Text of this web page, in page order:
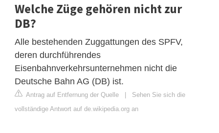
Welche Züge gehören nicht zur
DB?
Alle bestehenden Zuggattungen des SPFV,
deren durchführendes
Eisenbahnverkehrsunternehmen nicht die
Deutsche Bahn AG (DB) ist.
Antrag auf Entfernung der Quelle | Sehen Sie sich die
vollständige Antwort auf de.wikipedia.org an